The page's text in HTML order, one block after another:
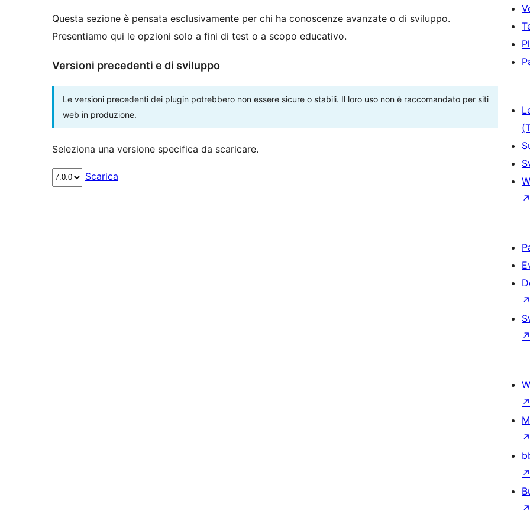
Questa sezione è pensata esclusivamente per chi ha conoscenze avanzate o di sviluppo.
Presentiamo qui le opzioni solo a fini di test o a scopo educativo.
Versioni precedenti e di sviluppo
Le versioni precedenti dei plugin potrebbero non essere sicure o stabili. Il loro uso non è raccomandato per siti
web in produzione.
Seleziona una versione specifica da scaricare.
Scarica
↗
↗
↗
↗
↗
↗
↗